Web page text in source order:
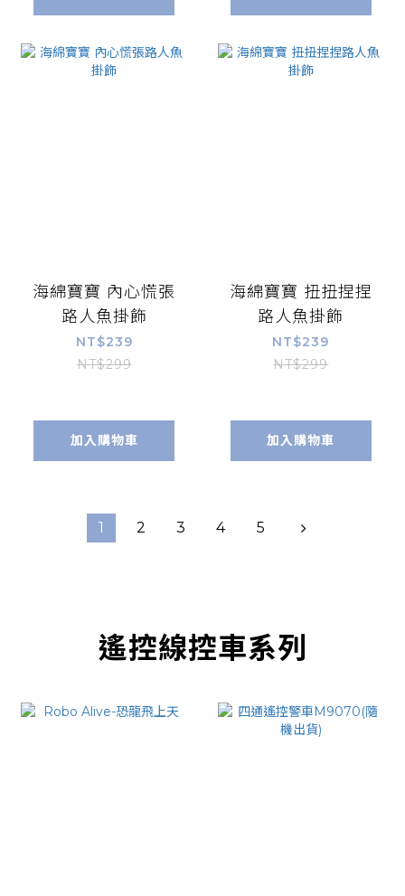
海綿寶寶 內心慌張
路人魚掛飾
NT$239
NT$299
加入購物車
海綿寶寶 扭扭捏捏
路人魚掛飾
NT$239
NT$299
加入購物車
1 2 3 4 5
遙控線控車系列